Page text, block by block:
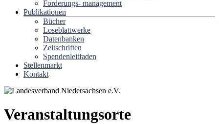
Forderungs- management
Publikationen
Bücher
Loseblattwerke
Datenbanken
Zeitschriften
Spendenleitfaden
Stellenmarkt
Kontakt
Veranstaltungsorte